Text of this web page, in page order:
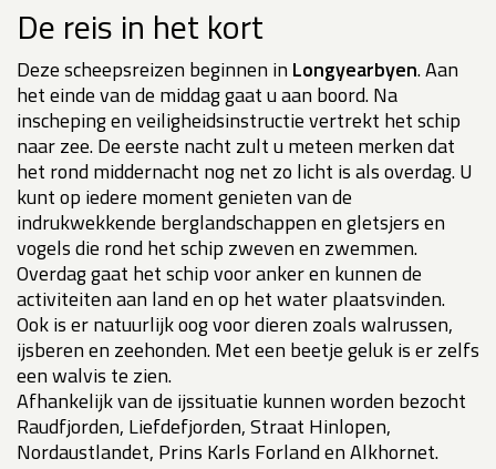
De reis in het kort
Deze scheepsreizen beginnen in Longyearbyen. Aan
het einde van de middag gaat u aan boord. Na
inscheping en veiligheidsinstructie vertrekt het schip
naar zee. De eerste nacht zult u meteen merken dat
het rond middernacht nog net zo licht is als overdag. U
kunt op iedere moment genieten van de
indrukwekkende berglandschappen en gletsjers en
vogels die rond het schip zweven en zwemmen.
Overdag gaat het schip voor anker en kunnen de
activiteiten aan land en op het water plaatsvinden.
Ook is er natuurlijk oog voor dieren zoals walrussen,
ijsberen en zeehonden. Met een beetje geluk is er zelfs
een walvis te zien.
Afhankelijk van de ijssituatie kunnen worden bezocht
Raudfjorden, Liefdefjorden, Straat Hinlopen,
Nordaustlandet, Prins Karls Forland en Alkhornet.